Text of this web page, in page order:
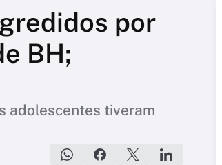
por
BH;
adolescentes tiveram